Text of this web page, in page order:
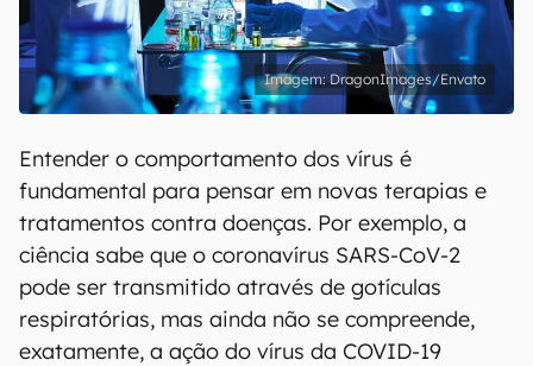
DragonImages/Envato
Entender o comportamento dos vírus é
fundamental para pensar em novas terapias e
tratamentos contra doenças. Por exemplo, a
ciência sabe que o coronavírus SARS-CoV-2
pode ser transmitido através de gotículas
respiratórias, mas ainda não se compreende,
exatamente, a ação do vírus da COVID-19